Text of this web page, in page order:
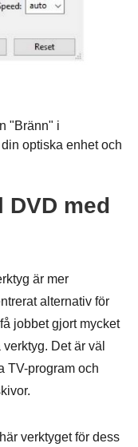
"Bränn" i
optiska enhet och
med
är mer
alternativ för
jobbet gjort mycket
Det är väl
TV-program och
verktyget för dess